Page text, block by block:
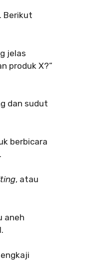
Berikut
jelas
produk X?”
dan sudut
berbicara
, atau
aneh